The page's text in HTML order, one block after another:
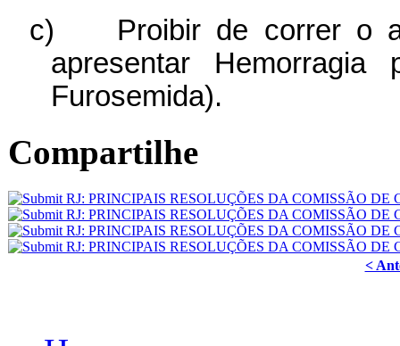
c)
Proibir de correr o
apresentar
Furosemida).
Compartilhe
<